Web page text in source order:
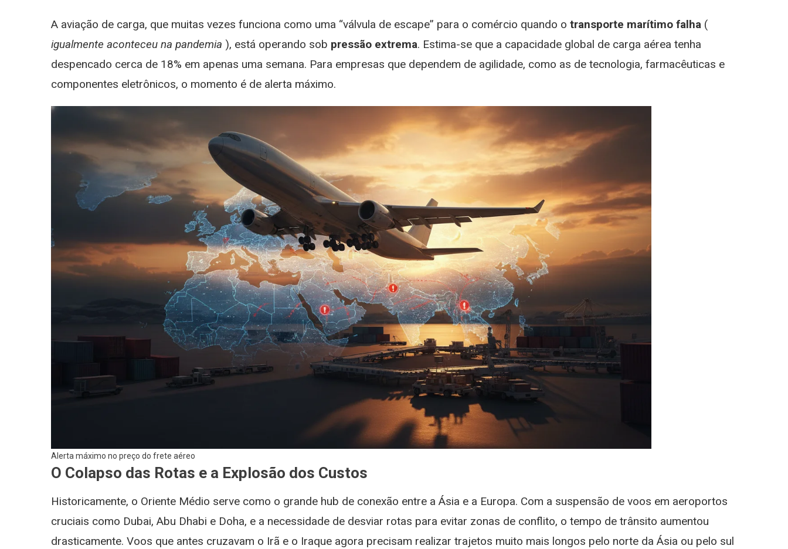
Aéreo
Os
Reflexos
O
A aviação de carga, que muitas vezes funciona como uma “válvula de escape” para o comércio quando o transporte marítimo falha (
igualmente aconteceu na pandemia ), está operando sob pressão extrema. Estima-se que a capacidade global de carga aérea tenha
despencado cerca de 18% em apenas uma semana. Para empresas que dependem de agilidade, como as de tecnologia, farmacêuticas e
componentes eletrônicos, o momento é de alerta máximo.
Alerta máximo no preço do frete aéreo
O Colapso das Rotas e a Explosão dos Custos
Historicamente, o Oriente Médio serve como o grande hub de conexão entre a Ásia e a Europa. Com a suspensão de voos em aeroportos
cruciais como Dubai, Abu Dhabi e Doha, e a necessidade de desviar rotas para evitar zonas de conflito, o tempo de trânsito aumentou
drasticamente. Voos que antes cruzavam o Irã e o Iraque agora precisam realizar trajetos muito mais longos pelo norte da Ásia ou pelo sul